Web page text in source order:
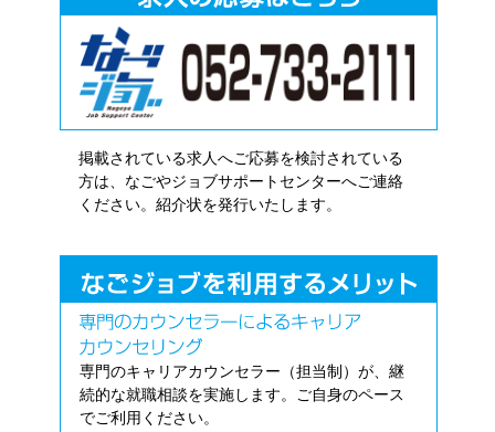
掲載されている求人へご応募を検討されている
方は、なごやジョブサポートセンターへご連絡
ください。紹介状を発行いたします。
専門のキャリアカウンセラー（担当制）が、継
続的な就職相談を実施します。ご自身のペース
でご利用ください。